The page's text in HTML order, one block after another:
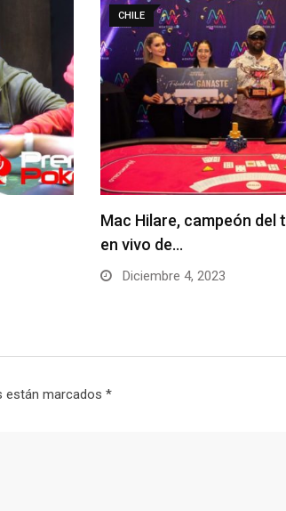
CHILE
¡Representantes
para el Torneo por
Noviembre 17, 2023
están marcados *